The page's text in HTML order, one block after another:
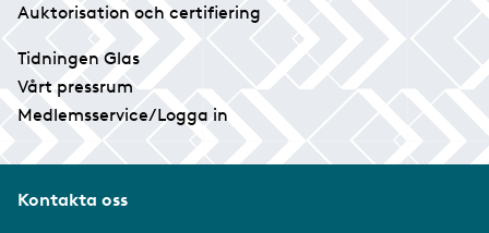
Auktorisation och certifiering
Tidningen Glas
Vårt pressrum
Medlemsservice/Logga in
Kontakta oss